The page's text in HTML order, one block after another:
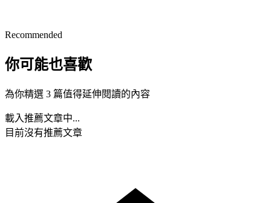
Recommended
你可能也喜歡
為你精選 3 篇值得延伸閱讀的內容
載入推薦文章中...
目前沒有推薦文章